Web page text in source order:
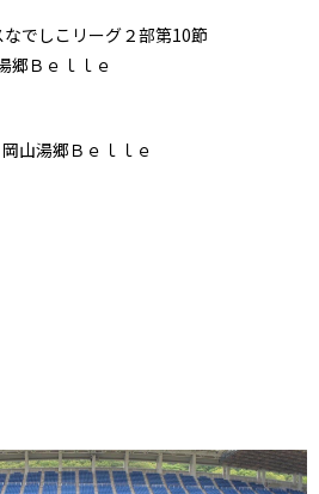
でしこリーグ２部第10節
郷Ｂｅｌｌｅ
山湯郷Ｂｅｌｌｅ